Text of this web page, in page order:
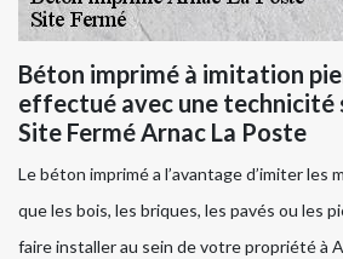
Béton imprimé à imitation
effectué avec une technicité
Site Fermé Arnac La Poste
Le béton imprimé a l’avantage d’imiter les
que les bois, les briques, les pavés ou les
faire installer au sein de votre propriété à